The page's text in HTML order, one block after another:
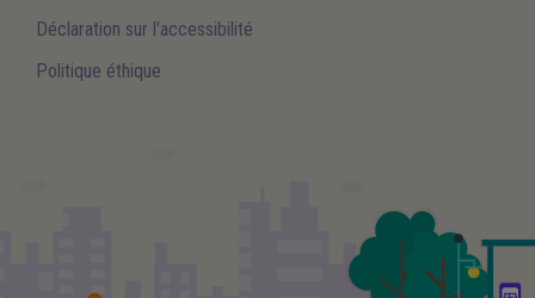
Déclaration sur l'accessibilité
Politique éthique